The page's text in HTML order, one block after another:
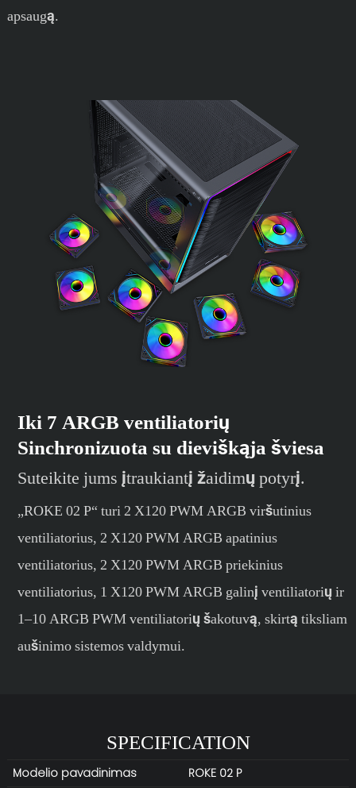
apsaugą.
Iki 7 ARGB ventiliatorių
Sinchronizuota su dieviškąja šviesa
Suteikite jums įtraukiantį žaidimų potyrį.
„ROKE 02 P“ turi 2 X120 PWM ARGB viršutinius
ventiliatorius, 2 X120 PWM ARGB apatinius
ventiliatorius, 2 X120 PWM ARGB priekinius
ventiliatorius, 1 X120 PWM ARGB galinį ventiliatorių ir
1–10 ARGB PWM ventiliatorių šakotuvą, skirtą tiksliam
aušinimo sistemos valdymui.
SPECIFICATION
Modelio pavadinimas ROKE 02 P